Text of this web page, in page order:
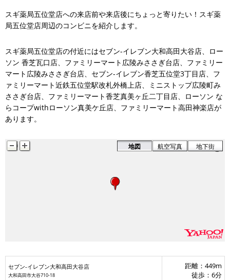
スギ薬局五位堂店への来店前や来店後にちょっと寄りたい！スギ薬
局五位堂店周辺のコンビニを紹介します。
スギ薬局五位堂店の付近にはセブン-イレブン大和高田大谷店、ロー
ソン 香芝瓦口店、ファミリーマート広陵みささぎ台店、ファミリー
マート広陵みささぎ台店、セブン-イレブン香芝五位堂3丁目店、フ
ァミリーマート近鉄五位堂駅改札外橋上店、ミニストップ広陵町み
ささぎ台店、ファミリーマート香芝真美ヶ丘二丁目店、ローソン な
らコープwithローソン真美ケ丘店、ファミリーマート高田神楽店が
あります。
ン 香芝瓦口店
改札外橋上店
地図 航空写真 地下街
セブン-イレブン大和高田大谷店
大和高田市大谷710-18
距離：449m
徒歩：6分